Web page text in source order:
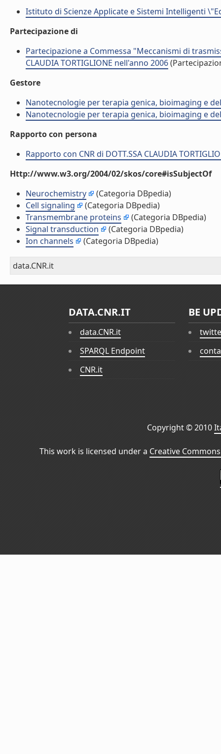
Istituto di Scienze Applicate e Sistemi Intelligenti
Partecipazione di
Partecipazione a Commessa "Meccanismi di
CLAUDIA TORTIGLIONE nell'anno 2006
Gestore
Nanotecnologie per terapia genica, bioimaging e
Nanotecnologie per terapia genica, bioimaging e
Rapporto con persona
Rapporto con CNR di DOTT.SSA CLAUDIA
Http://www.w3.org/2004/02/skos/core#isSubjectOf
Neurochemistry
(Categoria DBpedia)
Cell signaling
(Categoria DBpedia)
Transmembrane proteins
(Categoria DBpedia)
Signal transduction
(Categoria DBpedia)
Ion channels
(Categoria DBpedia)
data.CNR.it
DATA.CNR.IT
data.CNR.it
SPARQL Endpoint
CNR.it
BE
Copyright © 2010
This work is licensed under a Creative